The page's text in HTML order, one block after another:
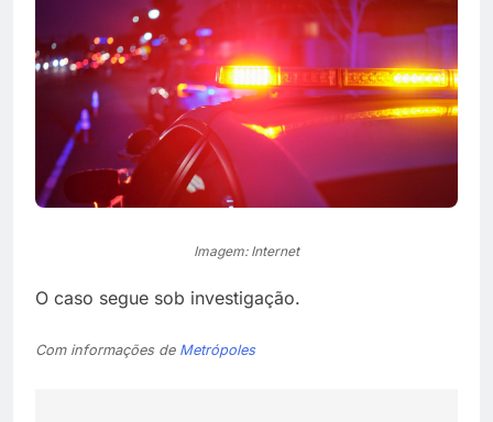
Imagem: Internet
O caso segue sob investigação.
Com informações de Metrópoles